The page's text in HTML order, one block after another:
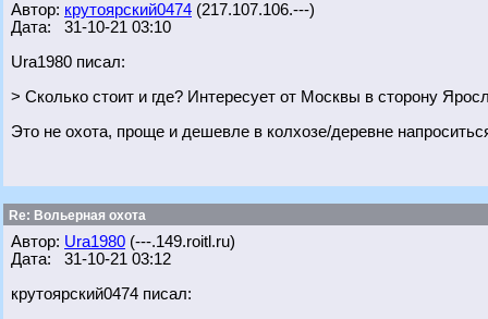
Автор: крутоярский0474 (217.107.106.---)
Дата: 31-10-21 03:10
Ura1980 писал:
> Сколько стоит и где? Интересует от Москвы в сторону
Это не охота, проще и дешевле в колхозе/деревне
Re: Вольерная охота
Автор: Ura1980 (---.149.roitl.ru)
Дата: 31-10-21 03:12
крутоярский0474 писал: